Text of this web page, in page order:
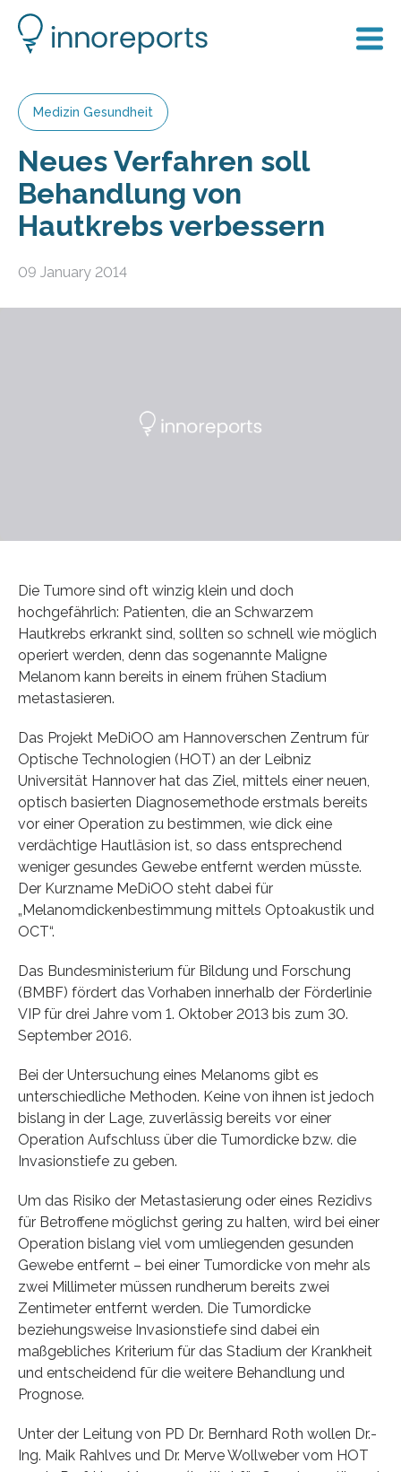
Medizin Gesundheit
Neues Verfahren soll
Behandlung von
Hautkrebs verbessern
09 January 2014
Die Tumore sind oft winzig klein und doch
hochgefährlich: Patienten, die an Schwarzem
Hautkrebs erkrankt sind, sollten so schnell wie möglich
operiert werden, denn das sogenannte Maligne
Melanom kann bereits in einem frühen Stadium
metastasieren.
Das Projekt MeDiOO am Hannoverschen Zentrum für
Optische Technologien (HOT) an der Leibniz
Universität Hannover hat das Ziel, mittels einer neuen,
optisch basierten Diagnosemethode erstmals bereits
vor einer Operation zu bestimmen, wie dick eine
verdächtige Hautläsion ist, so dass entsprechend
weniger gesundes Gewebe entfernt werden müsste.
Der Kurzname MeDiOO steht dabei für
„Melanomdickenbestimmung mittels Optoakustik und
OCT“.
Das Bundesministerium für Bildung und Forschung
(BMBF) fördert das Vorhaben innerhalb der Förderlinie
VIP für drei Jahre vom 1. Oktober 2013 bis zum 30.
September 2016.
Bei der Untersuchung eines Melanoms gibt es
unterschiedliche Methoden. Keine von ihnen ist jedoch
bislang in der Lage, zuverlässig bereits vor einer
Operation Aufschluss über die Tumordicke bzw. die
Invasionstiefe zu geben.
Um das Risiko der Metastasierung oder eines Rezidivs
für Betroffene möglichst gering zu halten, wird bei einer
Operation bislang viel vom umliegenden gesunden
Gewebe entfernt – bei einer Tumordicke von mehr als
zwei Millimeter müssen rundherum bereits zwei
Zentimeter entfernt werden. Die Tumordicke
beziehungsweise Invasionstiefe sind dabei ein
maßgebliches Kriterium für das Stadium der Krankheit
und entscheidend für die weitere Behandlung und
Prognose.
Unter der Leitung von PD Dr. Bernhard Roth wollen Dr.-
Ing. Maik Rahlves und Dr. Merve Wollweber vom HOT